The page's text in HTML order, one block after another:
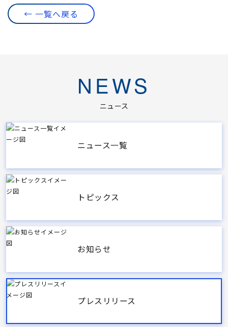
← 一覧へ戻る
NEWS
ニュース
ニュース一覧
トピックス
お知らせ
プレスリリース